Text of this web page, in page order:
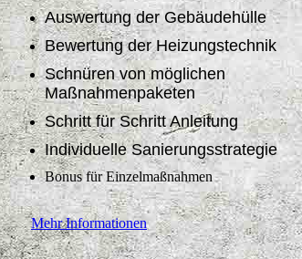
Auswertung der Gebäudehülle
Bewertung der Heizungstechnik
Schnüren von möglichen
Maßnahmenpaketen
Schritt für Schritt Anleitung
Individuelle Sanierungsstrategie
Bonus für Einzelmaßnahmen
Mehr Informationen